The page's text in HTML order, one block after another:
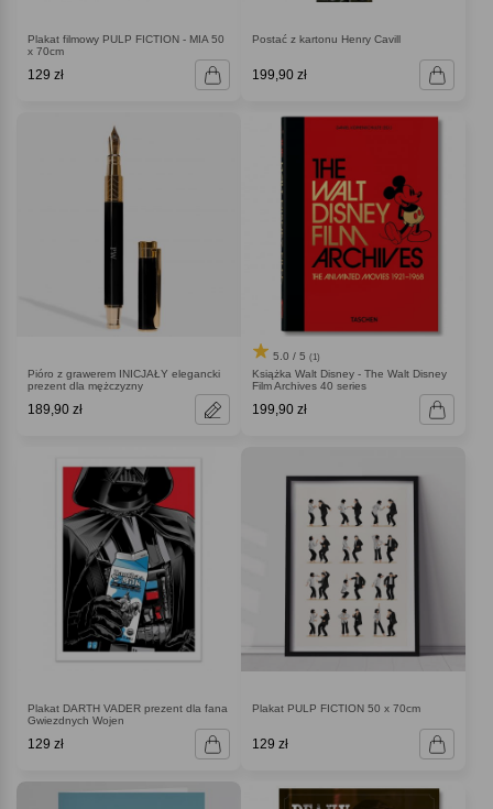
Plakat filmowy PULP FICTION - MIA 50
x 70cm
129 zł
Postać z kartonu Henry Cavill
199,90 zł
Pióro z grawerem INICJAŁY elegancki
prezent dla mężczyzny
189,90 zł
5.0 / 5 (1)
Książka Walt Disney - The Walt Disney
Film Archives 40 series
199,90 zł
Plakat DARTH VADER prezent dla fana
Gwiezdnych Wojen
129 zł
Plakat PULP FICTION 50 x 70cm
129 zł